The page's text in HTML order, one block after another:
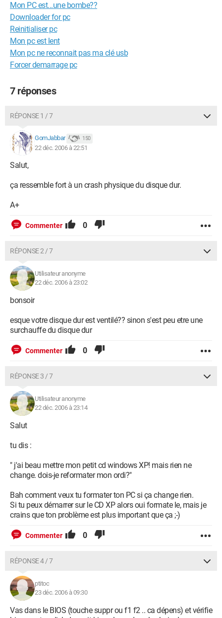
Mon PC est...une bombe??
Downloader for pc
Reinitialiser pc
Mon pc est lent
Mon pc ne reconnait pas ma clé usb
Forcer demarrage pc
7 réponses
RÉPONSE 1 / 7
GomJabbar 150
22 déc. 2006 à 22:51
Salut,
ça ressemble fort à un crash physique du disque dur.
A+
Commenter 0
RÉPONSE 2 / 7
Utilisateur anonyme
22 déc. 2006 à 23:02
bonsoir
esque votre disque dur est ventilé?? sinon s'est peu etre une
surchauffe du disque dur
Commenter 0
RÉPONSE 3 / 7
Utilisateur anonyme
22 déc. 2006 à 23:14
Salut
tu dis :
" j'ai beau mettre mon petit cd windows XP! mais rien ne
change. dois-je reformater mon ordi?"
Bah comment veux tu formater ton PC si ça change rien.
Si tu peux démarrer sur le CD XP alors oui formate le, mais je
crains que ton problème est plus important que ça ;-)
Commenter 0
RÉPONSE 4 / 7
ptitoc
23 déc. 2006 à 09:30
Vas dans le BIOS (touche suppr ou f1 f2 .. ca dépens) et vérifie